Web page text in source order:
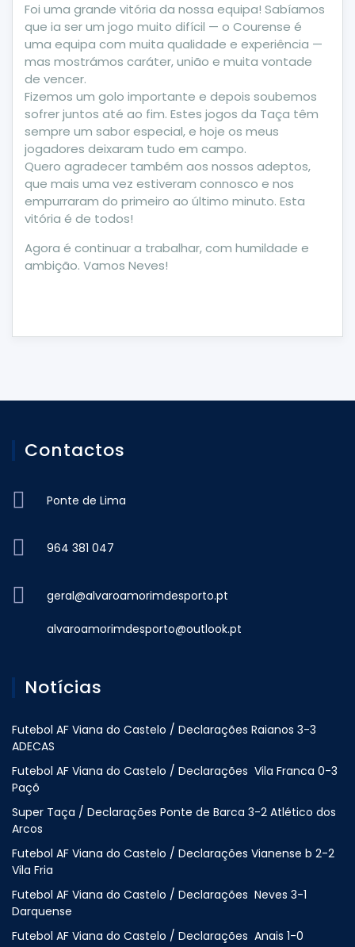
Foi uma grande vitória da nossa equipa! Sabíamos
que ia ser um jogo muito difícil — o Courense é
uma equipa com muita qualidade e experiência —
mas mostrámos caráter, união e muita vontade
de vencer.
Fizemos um golo importante e depois soubemos
sofrer juntos até ao fim. Estes jogos da Taça têm
sempre um sabor especial, e hoje os meus
jogadores deixaram tudo em campo.
Quero agradecer também aos nossos adeptos,
que mais uma vez estiveram connosco e nos
empurraram do primeiro ao último minuto. Esta
vitória é de todos!
Agora é continuar a trabalhar, com humildade e
ambição. Vamos Neves!
Contactos
Ponte de Lima
964 381 047
geral@alvaroamorimdesporto.pt
alvaroamorimdesporto@outlook.pt
Notícias
Futebol AF Viana do Castelo / Declarações Raianos 3-3
ADECAS
Futebol AF Viana do Castelo / Declarações Vila Franca 0-3
Paçõ
Super Taça / Declarações Ponte de Barca 3-2 Atlético dos
Arcos
Futebol AF Viana do Castelo / Declarações Vianense b 2-2
Vila Fria
Futebol AF Viana do Castelo / Declarações Neves 3-1
Darquense
Futebol AF Viana do Castelo / Declarações Anais 1-0